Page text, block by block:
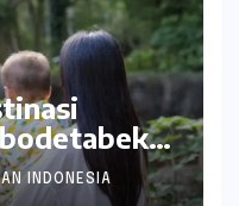
INDONESIA